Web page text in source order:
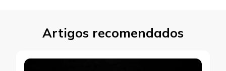
Artigos recomendados